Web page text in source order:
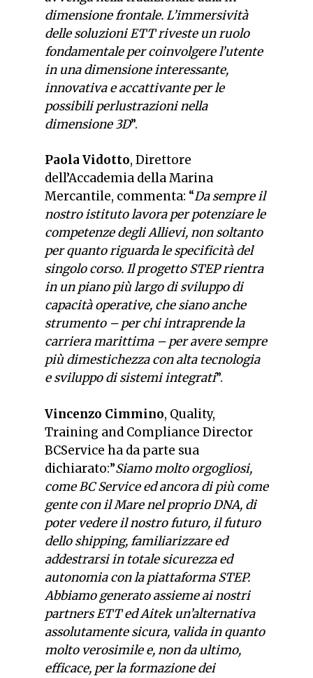
dimensione frontale. L’immersività
delle soluzioni ETT riveste un ruolo
fondamentale per coinvolgere l’utente
in una dimensione interessante,
innovativa e accattivante per le
possibili perlustrazioni nella
dimensione 3D”.
Paola Vidotto, Direttore
dell’Accademia della Marina
Mercantile, commenta: “Da sempre il
nostro istituto lavora per potenziare le
competenze degli Allievi, non soltanto
per quanto riguarda le specificità del
singolo corso. Il progetto STEP rientra
in un piano più largo di sviluppo di
capacità operative, che siano anche
strumento – per chi intraprende la
carriera marittima – per avere sempre
più dimestichezza con alta tecnologia
e sviluppo di sistemi integrati”.
Vincenzo Cimmino, Quality,
Training and Compliance Director
BCService ha da parte sua
dichiarato:”Siamo molto orgogliosi,
come BC Service ed ancora di più come
gente con il Mare nel proprio DNA, di
poter vedere il nostro futuro, il futuro
dello shipping, familiarizzare ed
addestrarsi in totale sicurezza ed
autonomia con la piattaforma STEP.
Abbiamo generato assieme ai nostri
partners ETT ed Aitek un’alternativa
assolutamente sicura, valida in quanto
molto verosimile e, non da ultimo,
efficace, per la formazione dei